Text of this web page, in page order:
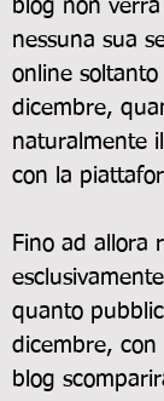
blog non
nessuna sua
online
dicembre,
naturalmente
con la
Fino ad allora
quanto
dicembre, con
blog